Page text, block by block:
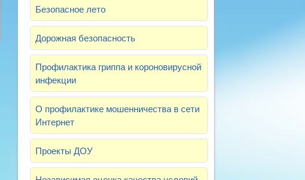
Безопасное лето
Дорожная безопасность
Профилактика гриппа и короновирусной
инфекции
О профилактике мошенничества в сети
Интернет
Проекты ДОУ